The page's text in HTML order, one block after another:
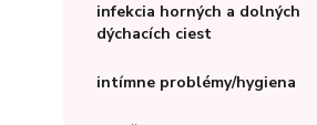
infekcia horných a dolných
dýchacích ciest
intímne problémy/hygiena